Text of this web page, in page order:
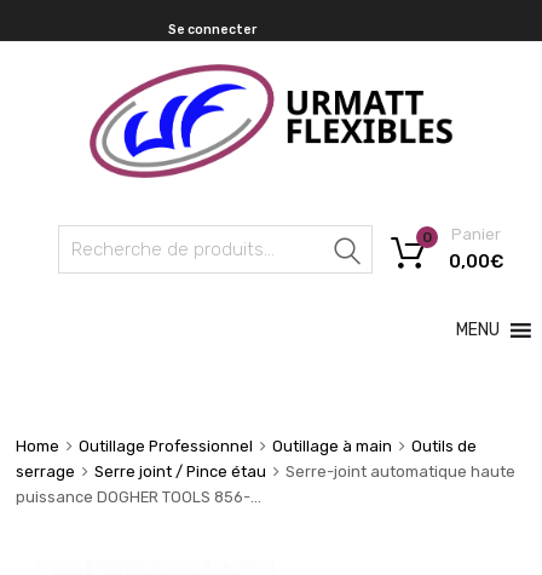
Se connecter
Recherche
Panier
0,00€
0
MENU
Home Outillage Professionnel Outillage à main
Outils de
serrage
Serre joint / Pince étau
Serre-joint automatique haute
puissance DOGHER TOOLS 856-…